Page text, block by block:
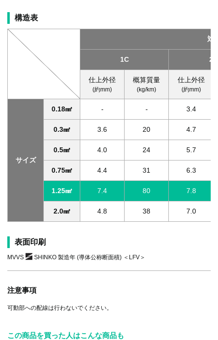
構造表
対
1C 2C
仕上外径
(約mm)
概算質量
(kg/km)
仕上外径
(約mm)
サイズ
0.18㎟ - - 3.4
0.3㎟ 3.6 20 4.7
0.5㎟ 4.0 24 5.7
0.75㎟ 4.4 31 6.3
1.25㎟ 7.4 80 7.8
2.0㎟ 4.8 38 7.0
表面印刷
MVVS SHINKO 製造年 (導体公称断面積) ＜LFV＞
注意事項
可動部への配線は行わないでください。
この商品を買った人はこんな商品も